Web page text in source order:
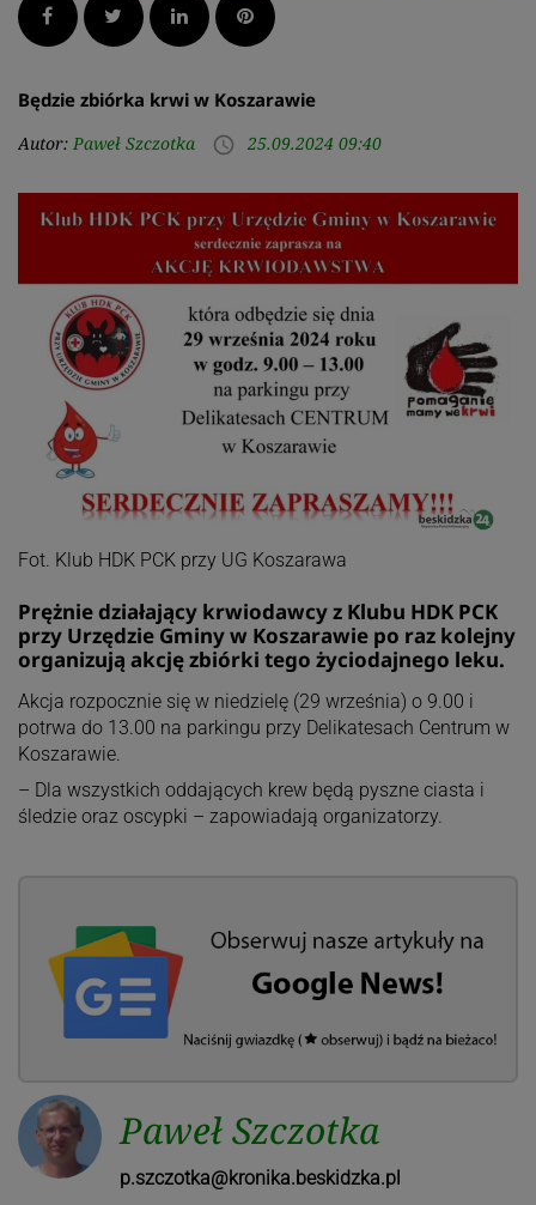
Facebook Twitter LinkedInPinterest
Będzie zbiórka krwi w Koszarawie
Autor: Paweł Szczotka access_time 25.09.2024 09:40
Fot. Klub HDK PCK przy UG Koszarawa
Prężnie działający krwiodawcy z Klubu HDK PCK
przy Urzędzie Gminy w Koszarawie po raz kolejny
organizują akcję zbiórki tego życiodajnego leku.
Akcja rozpocznie się w niedzielę (29 września) o 9.00 i
potrwa do 13.00 na parkingu przy Delikatesach Centrum w
Koszarawie.
– Dla wszystkich oddających krew będą pyszne ciasta i
śledzie oraz oscypki – zapowiadają organizatorzy.
Paweł Szczotka
p.szczotka@kronika.beskidzka.pl